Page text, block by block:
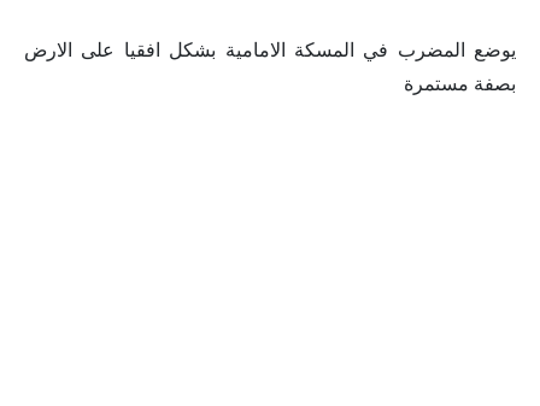
يوضع المضرب في المسكة الامامية بشكل افقيا على الارض
بصفة مستمرة